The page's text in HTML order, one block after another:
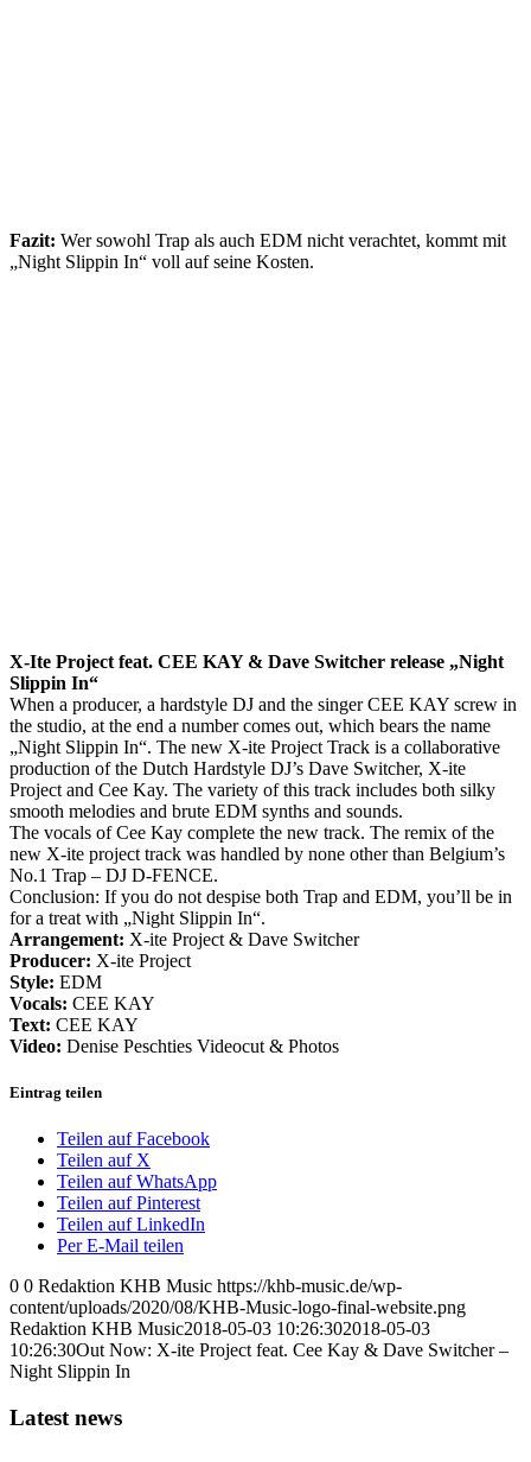
Fazit: Wer sowohl Trap als auch EDM nicht verachtet, kommt mit
„Night Slippin In“ voll auf seine Kosten.
X-Ite Project feat. CEE KAY & Dave Switcher release „Night
Slippin In“
When a producer, a hardstyle DJ and the singer CEE KAY screw in
the studio, at the end a number comes out, which bears the name
„Night Slippin In“. The new X-ite Project Track is a collaborative
production of the Dutch Hardstyle DJ’s Dave Switcher, X-ite
Project and Cee Kay. The variety of this track includes both silky
smooth melodies and brute EDM synths and sounds.
The vocals of Cee Kay complete the new track. The remix of the
new X-ite project track was handled by none other than Belgium’s
No.1 Trap – DJ D-FENCE.
Conclusion: If you do not despise both Trap and EDM, you’ll be in
for a treat with „Night Slippin In“.
Arrangement: X-ite Project & Dave Switcher
Producer: X-ite Project
Style: EDM
Vocals: CEE KAY
Text: CEE KAY
Video: Denise Peschties Videocut & Photos
Eintrag teilen
Teilen auf Facebook
Teilen auf X
Teilen auf WhatsApp
Teilen auf Pinterest
Teilen auf LinkedIn
Per E-Mail teilen
0 0 Redaktion KHB Music https://khb-music.de/wp-
content/uploads/2020/08/KHB-Music-logo-final-website.png
Redaktion KHB Music2018-05-03 10:26:302018-05-03
10:26:30Out Now: X-ite Project feat. Cee Kay & Dave Switcher –
Night Slippin In
Latest news